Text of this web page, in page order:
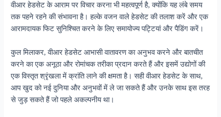
वीआर हेडसेट के आराम पर विचार करना भी महत्वपूर्ण है, क्योंकि यह लंबे समय
तक पहने रहने की संभावना है। हल्के वजन वाले हेडसेट की तलाश करें और एक
आरामदायक फिट सुनिश्चित करने के लिए समायोज्य पट्टियां और पैडिंग करें।
कुल मिलाकर, वीआर हेडसेट आभासी वातावरण का अनुभव करने और बातचीत
करने का एक अनूठा और रोमांचक तरीका प्रदान करते हैं और इसमें उद्योगों की
एक विस्तृत श्रृंखला में क्रांति लाने की क्षमता है। सही वीआर हेडसेट के साथ,
आप खुद को नई दुनिया और अनुभवों में ले जा सकते हैं और उनके साथ इस तरह
से जुड़ सकते हैं जो पहले अकल्पनीय था।